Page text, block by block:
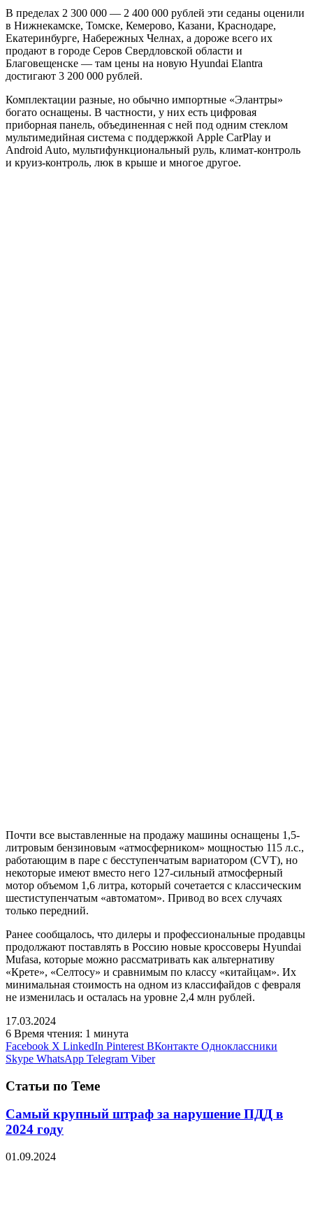
В пределах 2 300 000 — 2 400 000 рублей эти седаны оценили
в Нижнекамске, Томске, Кемерово, Казани, Краснодаре,
Екатеринбурге, Набережных Челнах, а дороже всего их
продают в городе Серов Свердловской области и
Благовещенске — там цены на новую Hyundai Elantra
достигают 3 200 000 рублей.
Комплектации разные, но обычно импортные «Элантры»
богато оснащены. В частности, у них есть цифровая
приборная панель, объединенная с ней под одним стеклом
мультимедийная система с поддержкой Apple CarPlay и
Android Auto, мультифункциональный руль, климат-контроль
и круиз-контроль, люк в крыше и многое другое.
Почти все выставленные на продажу машины оснащены 1,5-
литровым бензиновым «атмосферником» мощностью 115 л.с.,
работающим в паре с бесступенчатым вариатором (CVT), но
некоторые имеют вместо него 127-сильный атмосферный
мотор объемом 1,6 литра, который сочетается с классическим
шестиступенчатым «автоматом». Привод во всех случаях
только передний.
Ранее сообщалось, что дилеры и профессиональные продавцы
продолжают поставлять в Россию новые кроссоверы Hyundai
Mufasa, которые можно рассматривать как альтернативу
«Крете», «Селтосу» и сравнимым по классу «китайцам». Их
минимальная стоимость на одном из классифайдов с февраля
не изменилась и осталась на уровне 2,4 млн рублей.
17.03.2024
6 Время чтения: 1 минута
Facebook X LinkedIn Pinterest ВКонтакте Одноклассники
Skype WhatsApp Telegram Viber
Статьи по Теме
Самый крупный штраф за нарушение ПДД в
2024 году
01.09.2024